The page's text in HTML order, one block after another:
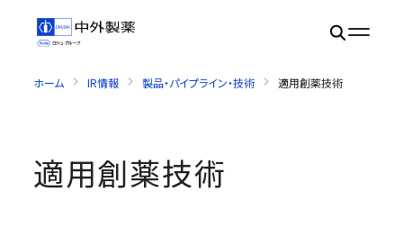
ホーム IR情報 製品・パイプライン・技術 適用創薬技術
適用創薬技術